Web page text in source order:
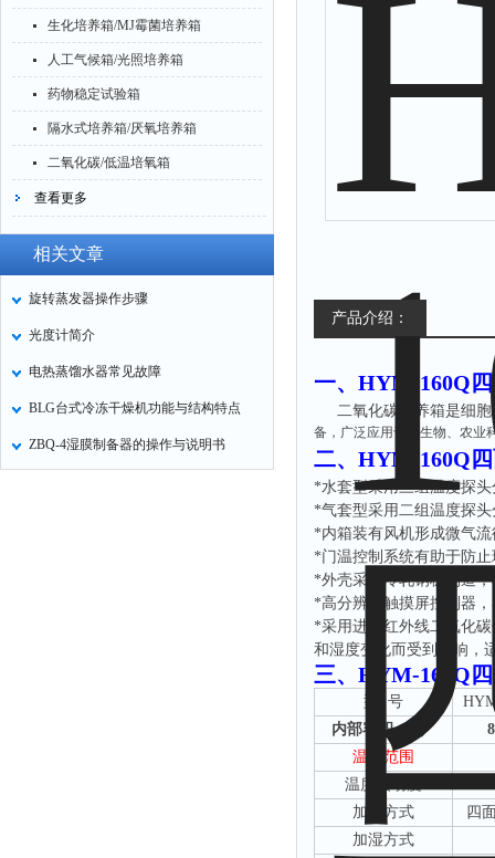
生化培养箱/MJ霉菌培养箱
人工气候箱/光照培养箱
药物稳定试验箱
隔水式培养箱/厌氧培养箱
二氧化碳/低温培氧箱
查看更多
相关文章
旋转蒸发器操作步骤
光度计简介
电热蒸馏水器常见故障
BLG台式冷冻干燥机功能与结构特点
ZBQ-4湿膜制备器的操作与说明书
产品介绍：
一、 HYM-160Q
二氧化碳培养箱是细
备，广泛应用于微生物、农业
二、 HYM-160Q
*水套型采用三组温度探
*气套型采用二组温度探
*内箱装有风机形成微气
*门温控制系统有助于防
*外壳采用冷轧钢板制造
*高分辨率触摸屏控制器
*采用进口红外线二氧化
和湿度变化而受到影响，
三、 HYM-160Q
型 号
内部容积（
L）
温度范围
温度波动度
加温方式
四
加湿方式